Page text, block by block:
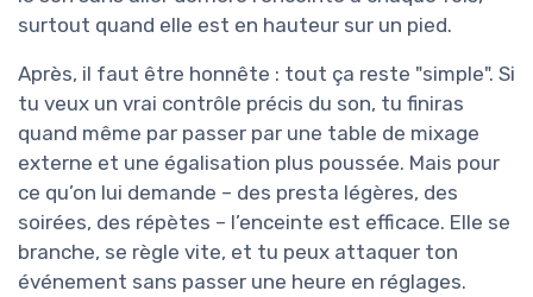
surtout quand elle est en hauteur sur un pied.
Après, il faut être honnête : tout ça reste "simple". Si
tu veux un vrai contrôle précis du son, tu finiras
quand même par passer par une table de mixage
externe et une égalisation plus poussée. Mais pour
ce qu’on lui demande – des presta légères, des
soirées, des répètes – l’enceinte est efficace. Elle se
branche, se règle vite, et tu peux attaquer ton
événement sans passer une heure en réglages.